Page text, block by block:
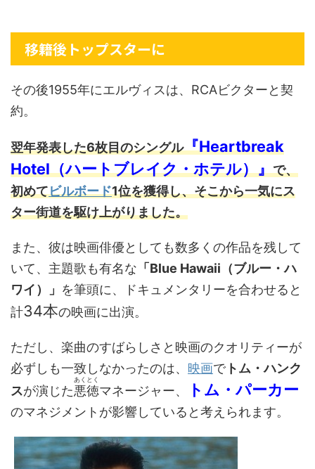
移籍後トップスターに
その後1955年にエルヴィスは、RCAビクターと契
約。
翌年発表した6枚目のシングル『Heartbreak
Hotel（ハートブレイク・ホテル）』で、
初めてビルボード1位を獲得し、そこから一気にス
ター街道を駆け上がりました。
また、彼は映画俳優としても数多くの作品を残して
いて、主題歌も有名な 「Blue Hawaii（ブルー・ハ
ワイ）」 を筆頭に、ドキュメンタリーを合わせると
計34本の映画に出演。
ただし、楽曲のすばらしさと映画のクオリティーが
必ずしも一致しなかったのは、 映画でトム・ハンク
スが演じた悪徳
あくとく
マネージャー、 トム・パーカー
のマネジメントが影響していると考えられます。